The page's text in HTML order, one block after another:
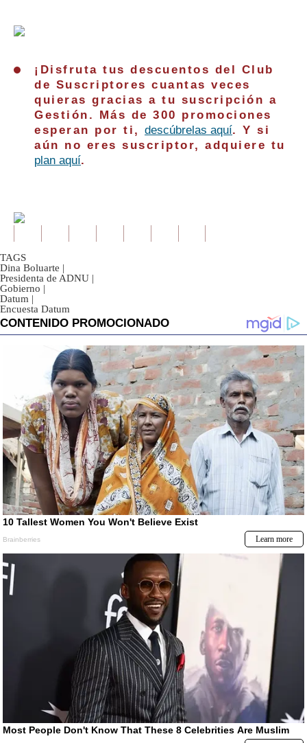
¡Disfruta tus descuentos del Club
de Suscriptores cuantas veces
quieras gracias a tu suscripción a
Gestión. Más de 300 promociones
esperan por ti, descúbrelas aquí. Y si
aún no eres suscriptor, adquiere tu
plan aquí.
TAGS
Dina Boluarte |
Presidenta de ADNU |
Gobierno |
Datum |
Encuesta Datum